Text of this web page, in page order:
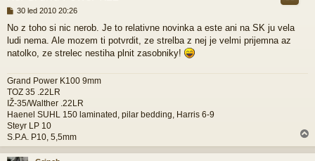
P
í
s
p
e
k
30 led 2010 20:26
No z toho si nic nerob. Je to relativne novinka a este ani na SK ju vela
ludi nema. Ale mozem ti potvrdit, ze strelba z nej je velmi prijemna az
natolko, ze strelec nestiha plnit zasobniky!
Grand Power K100 9mm
TOZ 35 .22LR
IŽ-35/Walther .22LR
Haenel SUHL 150 laminated, pilar bedding, Harris 6-9
Steyr LP 10
S.P.A. P10, 5,5mm
a
h